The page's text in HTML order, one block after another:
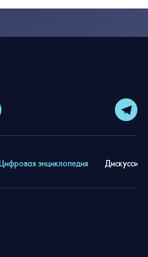
Цифровая энциклопедия